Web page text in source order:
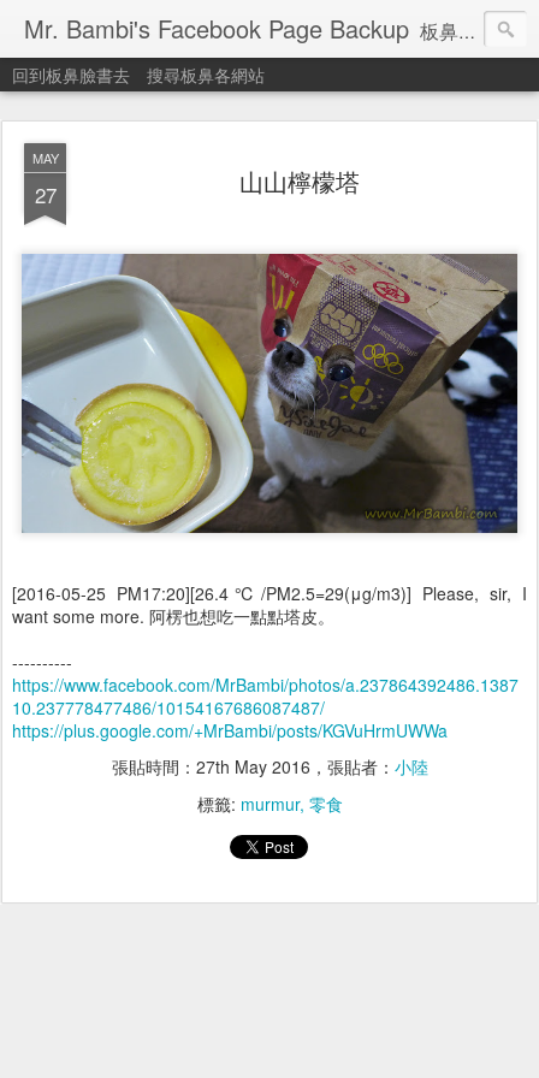
Mr. Bambi's Facebook Page Backup 板鼻臉書備份站
回到板鼻臉書去 搜尋板鼻各網站
MAY
27 山山檸檬塔
[2016-05-25 PM17:20][26.4℃/PM2.5=29(μg/m3)] Please, sir, I
want some more. 阿楞也想吃一點點塔皮。
----------
https://www.facebook.com/MrBambi/photos/a.237864392486.1387
10.237778477486/10154167686087487/
https://plus.google.com/+MrBambi/posts/KGVuHrmUWWa
張貼時間： 27th May 2016 ，張貼者： 小陸
標籤: murmur 零食